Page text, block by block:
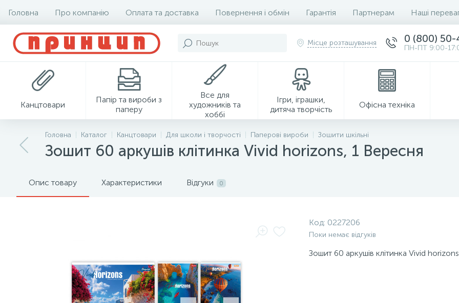
Головна Про компанію Оплата та доставка Повернення і обмін Гарантія Партнерам Наші
Місце розташування 0 (800)
ПН-ПТ 9:00-
Канцтовари
Папір та вироби з
паперу
Все для
художників та
хоббі
Ігри, іграшки,
дитяча творчість
Офісна техніка
Господарські товари
Головна Каталог Канцтовари Для школи і творчості Паперові вироби Зошити шкільні
Зошит 60 аркушів клітинка Vivid horizons, 1 Вересня
Опис товару Характеристики Відгуки 0
Код: 0227206
Поки немає відгуків
Зошит 60 аркушів клітинка Vivid